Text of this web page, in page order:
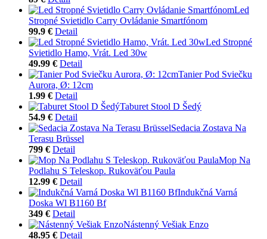
Led
Stropné Svietidlo Carry Ovládanie Smartfónom
99.9 € Detail
Led Stropné
Svietidlo Hamo, Vrát. Led 30w
49.99 € Detail
Tanier Pod Sviečku
Aurora, Ø: 12cm
1.99 € Detail
Taburet Stool D Šedý
54.9 € Detail
Sedacia Zostava Na
Terasu Brüssel
799 € Detail
Mop Na
Podlahu S Teleskop. Rukoväťou Paula
12.99 € Detail
Indukčná Varná
Doska Wl B1160 Bf
349 € Detail
Nástenný Vešiak Enzo
48.95 € Detail